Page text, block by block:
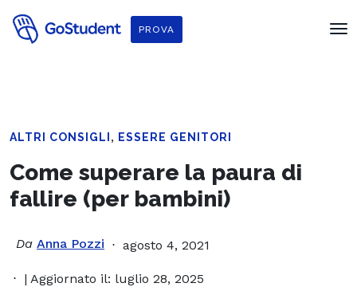
PROVA
ALTRI CONSIGLI , ESSERE GENITORI
Come superare la paura di
fallire (per bambini)
Da Anna Pozzi agosto 4, 2021
| Aggiornato il: luglio 28, 2025